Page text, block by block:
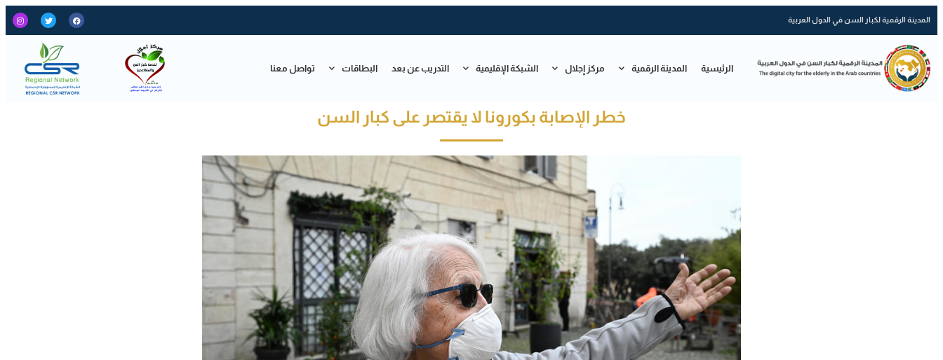
المدينة الرقمية لكبار السن في الدول العربية
الرئيسية المدينة الرقمية مركز إجلال الشبكة الإقليمية التدريب عن بعد البطاقات تواصل معنا
خطر الإصابة بكورونا لا يقتصر على كبار السن